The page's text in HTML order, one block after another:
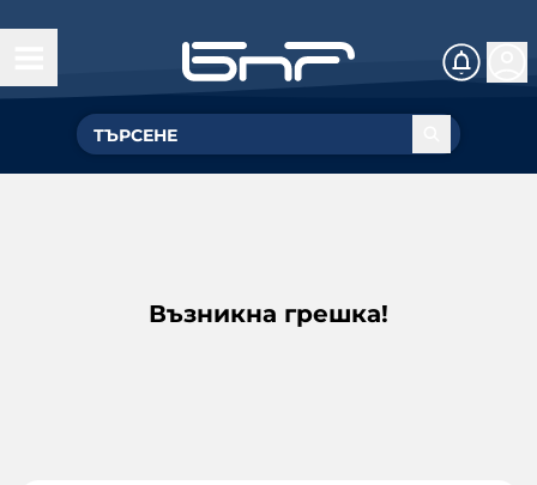
Възникна грешка!